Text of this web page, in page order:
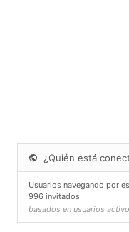
¿Quién está
Usuarios navegando por
996 invitados
basados en usuarios